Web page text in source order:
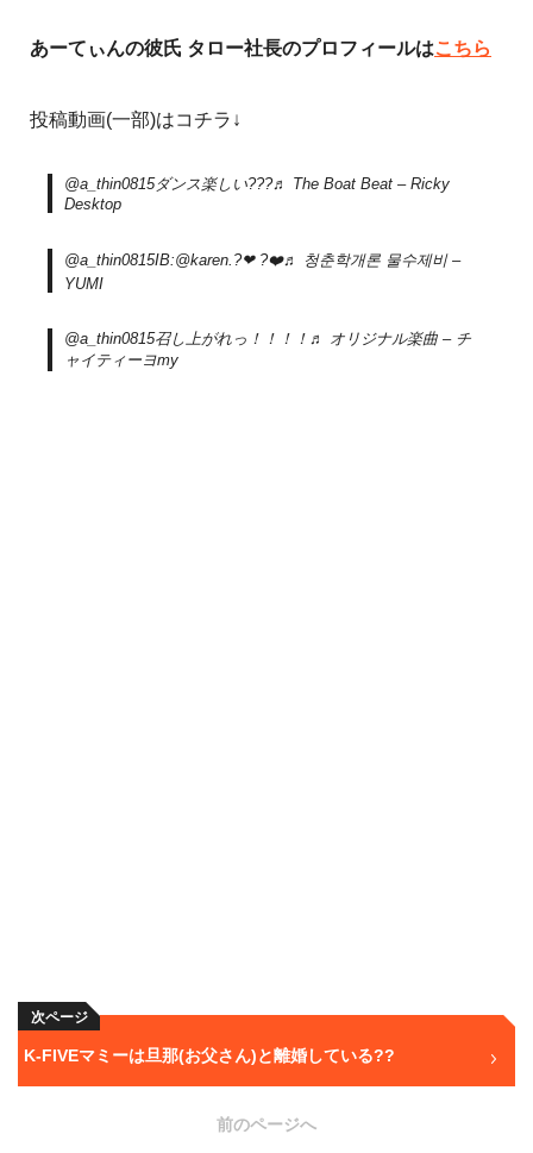
あーてぃんの彼氏 タロー社長のプロフィールはこちら
投稿動画(一部)はコチラ↓
@a_thin0815ダンス楽しい???♬ The Boat Beat – Ricky
Desktop
@a_thin0815IB:@karen.?❤︎ ?❤️♬ 청춘학개론 물수제비 –
YUMI
@a_thin0815召し上がれっ！！！！ ♬ オリジナル楽曲 – チ
ャイティーヨmy
次ページ
K-FIVEマミー︎は旦那(お父さん)と離婚している??
前のページへ